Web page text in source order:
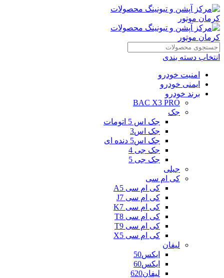
انتخاب دسته بندی
امنیت خودرو
ایمنی خودرو
برند خودرو
BAC X3 PRO
جک
جک اس 5 اتومات
جک اس3
جک اس5 دنده ای
جک جی 4
جک جی 5
جیلی
کی ام سی
کی ام سی A5
کی ام سی J7
کی ام سی K7
کی ام سی T8
کی ام سی T9
کی ام سی X5
لیفان
ایکس50
ایکس60
لیفان620